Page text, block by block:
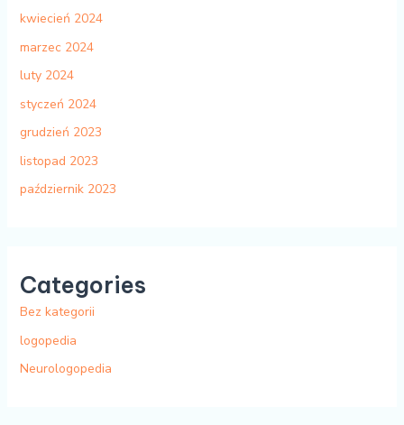
kwiecień 2024
marzec 2024
luty 2024
styczeń 2024
grudzień 2023
listopad 2023
październik 2023
Categories
Bez kategorii
logopedia
Neurologopedia